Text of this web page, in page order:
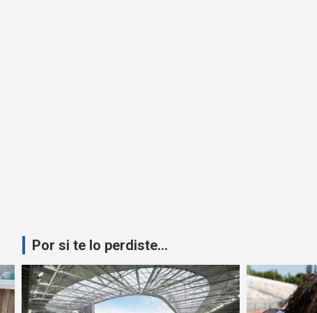
Por si te lo perdiste...